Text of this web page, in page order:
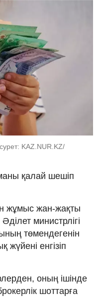
KAZ.NUR.KZ/
қалай шешіп
жұмыс жан-жақты
министрлігі
төмендегенін
жүйені енгізіп
оның ішінде
шоттарға